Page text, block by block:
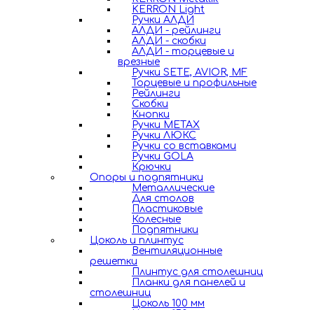
KERRON Light
Ручки АЛДИ
АЛДИ - рейлинги
АЛДИ - скобки
АЛДИ - торцевые и
врезные
Ручки SETE, AVIOR, MF
Торцевые и профильные
Рейлинги
Скобки
Кнопки
Ручки METAX
Ручки ЛЮКС
Ручки со вставками
Ручки GOLA
Крючки
Опоры и подпятники
Металлические
Для столов
Пластиковые
Колесные
Подпятники
Цоколь и плинтус
Вентиляционные
решетки
Плинтус для столешниц
Планки для панелей и
столешниц
Цоколь 100 мм